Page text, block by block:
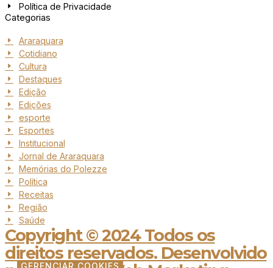
Política de Privacidade
Categorias
Araraquara
Cotidiano
Cultura
Destaques
Edição
Edições
esporte
Esportes
Institucional
Jornal de Araraquara
Memórias do Polezze
Política
Receitas
Região
Saúde
Copyright © 2024 Todos os
direitos reservados. Desenvolvido
GERENCIAR COOKIES